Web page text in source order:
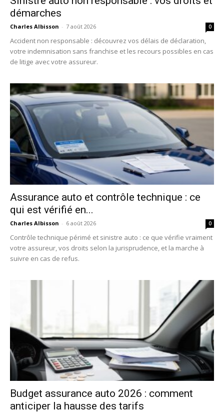
démarches
Charles Albisson - 7 août 2026 0
Accident non responsable : découvrez vos délais de déclaration,
votre indemnisation sans franchise et les recours possibles en cas
de litige avec votre assureur.
Assurance auto et contrôle technique : ce
qui est vérifié en...
Charles Albisson - 6 août 2026 0
Contrôle technique périmé et sinistre auto : ce que vérifie vraiment
votre assureur, vos droits selon la jurisprudence, et la marche à
suivre en cas de refus.
Budget assurance auto 2026 : comment
anticiper la hausse des tarifs